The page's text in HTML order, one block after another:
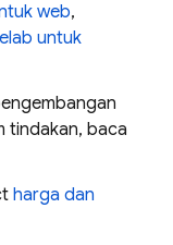
web,
untuk
tindakan, baca
harga dan